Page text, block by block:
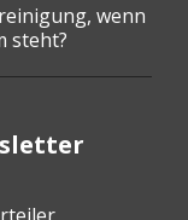
wenn
steht?